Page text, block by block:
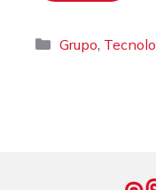
Categorías
Grupo,